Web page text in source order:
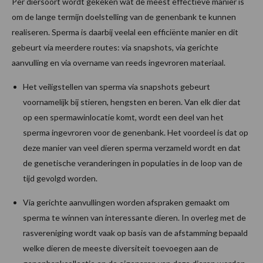
om de lange termijn doelstelling van de genenbank te kunnen
realiseren. Sperma is daarbij veelal een efficiënte manier en dit
gebeurt via meerdere routes: via snapshots, via gerichte
aanvulling en via overname van reeds ingevroren materiaal.
Het veiligstellen van sperma via snapshots gebeurt
voornamelijk bij stieren, hengsten en beren. Van elk dier dat
op een spermawinlocatie komt, wordt een deel van het
sperma ingevroren voor de genenbank. Het voordeel is dat op
deze manier van veel dieren sperma verzameld wordt en dat
de genetische veranderingen in populaties in de loop van de
tijd gevolgd worden.
Via gerichte aanvullingen worden afspraken gemaakt om
sperma te winnen van interessante dieren. In overleg met de
rasvereniging wordt vaak op basis van de afstamming bepaald
welke dieren de meeste diversiteit toevoegen aan de